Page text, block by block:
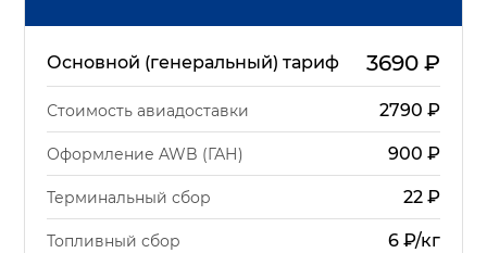
Основной (генеральный) тариф 3690₽
Стоимость авиадоставки 2790 ₽
Оформление AWB (ГАН) 900 ₽
Терминальный сбор 22₽
Топливный сбор
6 ₽/кг